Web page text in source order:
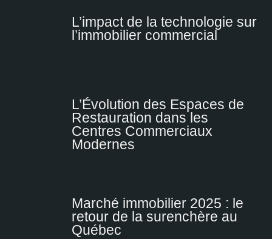
L’impact de la technologie sur
l’immobilier commercial
L’Évolution des Espaces de
Restauration dans les
Centres Commerciaux
Modernes
Marché immobilier 2025 : le
retour de la surenchère au
Québec